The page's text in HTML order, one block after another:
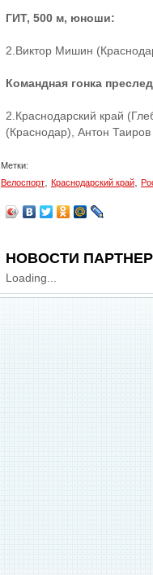
ГИТ, 500 м, юноши:
2.Виктор Мишин
Командная гонка
2.Краснодарский край
(Краснодар), Антон
Метки:
Велоспорт
Краснодарский край
НОВОСТИ
Loading...